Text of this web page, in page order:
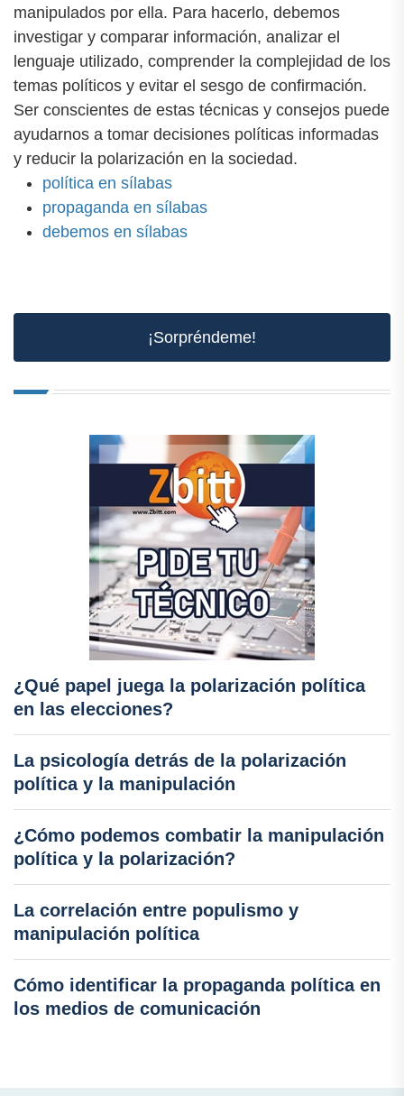
manipulados por ella. Para hacerlo, debemos
investigar y comparar información, analizar el
lenguaje utilizado, comprender la complejidad de los
temas políticos y evitar el sesgo de confirmación.
Ser conscientes de estas técnicas y consejos puede
ayudarnos a tomar decisiones políticas informadas
y reducir la polarización en la sociedad.
política en sílabas
propaganda en sílabas
debemos en sílabas
¡Sorpréndeme!
¿Qué papel juega la polarización política
en las elecciones?
La psicología detrás de la polarización
política y la manipulación
¿Cómo podemos combatir la manipulación
política y la polarización?
La correlación entre populismo y
manipulación política
Cómo identificar la propaganda política en
los medios de comunicación